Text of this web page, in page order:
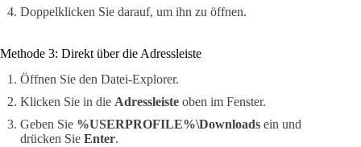
Doppelklicken Sie darauf, um ihn zu öffnen.
Methode 3: Direkt über die Adressleiste
Öffnen Sie den Datei-Explorer.
Klicken Sie in die Adressleiste oben im Fenster.
Geben Sie %USERPROFILE%\Downloads ein und
drücken Sie Enter.